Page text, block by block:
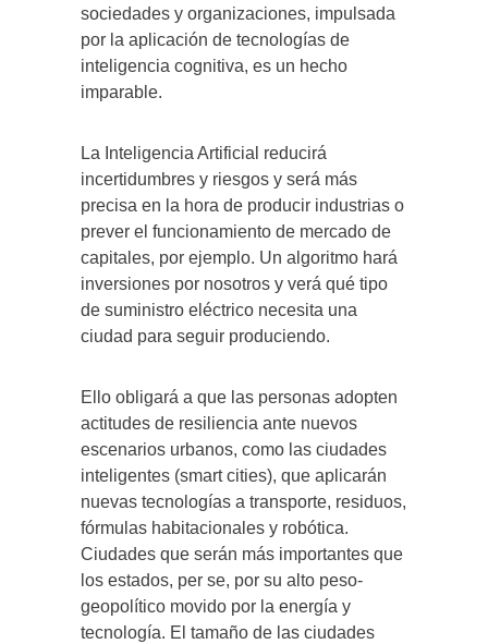
sociedades y organizaciones, impulsada
por la aplicación de tecnologías de
inteligencia cognitiva, es un hecho
imparable.
La Inteligencia Artificial reducirá
incertidumbres y riesgos y será más
precisa en la hora de producir industrias o
prever el funcionamiento de mercado de
capitales, por ejemplo. Un algoritmo hará
inversiones por nosotros y verá qué tipo
de suministro eléctrico necesita una
ciudad para seguir produciendo.
Ello obligará a que las personas adopten
actitudes de resiliencia ante nuevos
escenarios urbanos, como las ciudades
inteligentes (smart cities), que aplicarán
nuevas tecnologías a transporte, residuos,
fórmulas habitacionales y robótica.
Ciudades que serán más importantes que
los estados, per se, por su alto peso-
geopolítico movido por la energía y
tecnología. El tamaño de las ciudades